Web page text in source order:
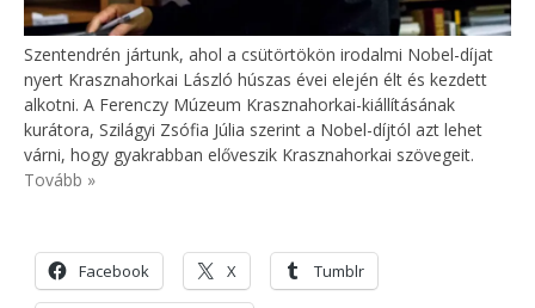
Szentendrén jártunk, ahol a csütörtökön irodalmi Nobel-díjat
nyert Krasznahorkai László húszas évei elején élt és kezdett
alkotni. A Ferenczy Múzeum Krasznahorkai-kiállításának
kurátora, Szilágyi Zsófia Júlia szerint a Nobel-díjtól azt lehet
várni, hogy gyakrabban előveszik Krasznahorkai szövegeit.
Tovább »
Facebook X Tumblr